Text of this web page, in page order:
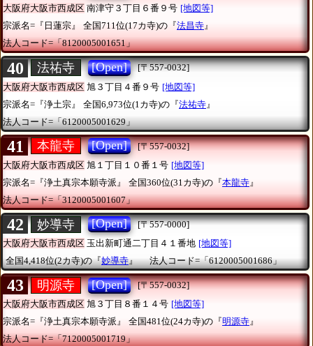
大阪府大阪市西成区 南津守３丁目６番９号 [地図等]
宗派名=『日蓮宗』
全国711位(17カ寺)の『法昌寺』
法人コード=「8120005001651」
40 法祐寺 [Open]
[〒557-0032]
大阪府大阪市西成区 旭３丁目４番９号 [地図等]
宗派名=『浄土宗』
全国6,973位(1カ寺)の『法祐寺 』
法人コード=「6120005001629」
41 本龍寺 [Open]
[〒557-0032]
大阪府大阪市西成区 旭１丁目１０番１号 [地図等]
宗派名=『浄土真宗本願寺派』
全国360位(31カ寺)の『本龍寺 』
法人コード=「3120005001607」
42 妙導寺 [Open]
[〒557-0000]
大阪府大阪市西成区 玉出新町通二丁目４１番地 [地図等]
全国4,418位(2カ寺)の『妙導寺』 法人コード=「6120005001686」
43 明源寺 [Open]
[〒557-0032]
大阪府大阪市西成区 旭３丁目８番１４号 [地図等]
宗派名=『浄土真宗本願寺派』
全国481位(24カ寺)の『明源寺』
法人コード=「7120005001719」